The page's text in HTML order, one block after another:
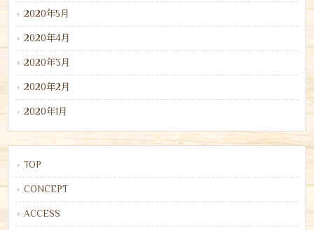
2020年5月
2020年4月
2020年3月
2020年2月
2020年1月
TOP
CONCEPT
ACCESS